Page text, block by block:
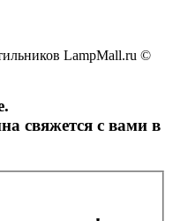
LampMall.ru ©
свяжется с вами в